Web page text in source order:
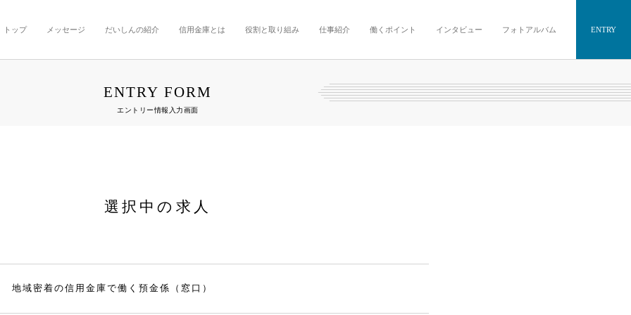
トップ メッセージ だいしんの紹介 信用金庫とは 役割と取り組み 仕事紹介 働くポイント インタビュー フォトアルバム ENTRY
ENTRY FORM
エントリー情報入力画面
選択中の求人
地域密着の信用金庫で働く預金係（窓口）